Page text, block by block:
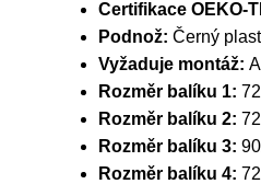
Certifikace OEKO-
Podnož: Černý plast
Vyžaduje montáž:
Rozměr balíku 1:
Rozměr balíku 2:
Rozměr balíku 3:
Rozměr balíku 4: